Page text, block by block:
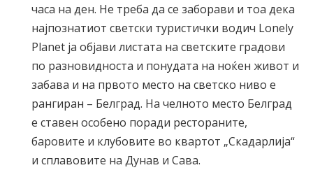
часа на ден. Не треба да се заборави и тоа дека
најпознатиот светски туристички водич Lonely
Planet ја објави листата на светските градови
по разновидноста и понудата на ноќен живот и
забава и на првото место на светско ниво е
рангиран – Белград. На челното место Белград
е ставен особено поради рестораните,
баровите и клубовите во квартот „Скадарлија“
и сплавовите на Дунав и Сава.